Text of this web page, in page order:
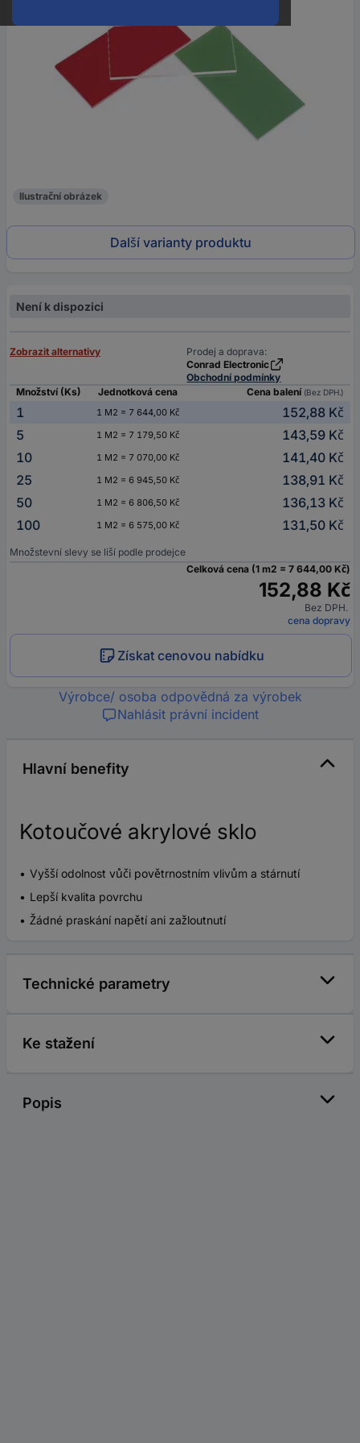
Ilustrační obrázek
Další varianty produktu
Není k dispozici
Zobrazit alternativy
Prodej a doprava:
Conrad Electronic
Obchodní podmínky
Množství (Ks)
Jednotková cena Cena balení (Bez DPH.)
1 1 M2 = 7 644,00 Kč
152,88 Kč
5
1 M2 = 7 179,50 Kč
143,59 Kč
10
1 M2 = 7 070,00 Kč
141,40 Kč
25
1 M2 = 6 945,50 Kč
138,91 Kč
50
1 M2 = 6 806,50 Kč
136,13 Kč
100
1 M2 = 6 575,00 Kč 131,50 Kč
Množstevní slevy se liší podle prodejce
Celková cena (1 m2 = 7 644,00 Kč)
152,88 Kč
Bez DPH.
cena dopravy
Získat cenovou nabídku
Výrobce/ osoba odpovědná za výrobek
Nahlásit právní incident
Hlavní benefity
Kotoučové akrylové sklo
Vyšší odolnost vůči povětrnostním vlivům a stárnutí
Lepší kvalita povrchu
Žádné praskání napětí ani zažloutnutí
Technické parametry
Ke stažení
Popis